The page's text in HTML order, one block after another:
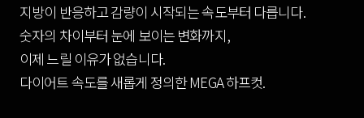
지방이 반응하고 감량이 시작되는 속도부터 다릅니다.
숫자의 차이부터 눈에 보이는 변화까지,
이제 느릴 이유가 없습니다.
다이어트 속도를 새롭게 정의한 MEGA 하프컷.